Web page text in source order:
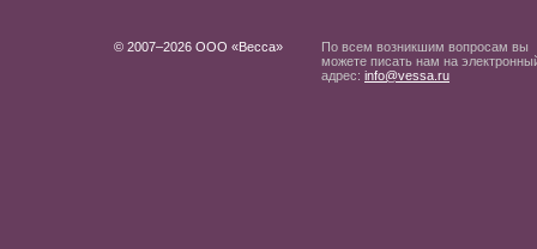
© 2007–2026 ООО «Весса»
По всем возникшим вопросам вы
можете писать нам на
адрес: info@vessa.ru